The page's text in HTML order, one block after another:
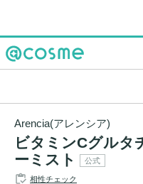
Arencia(アレンシア)
ビタミンCグルタ
ーミスト
公式
相性チェック